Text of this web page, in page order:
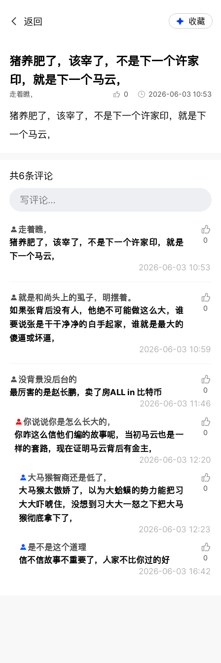
返回 收藏
猪养肥了，该宰了，不是下一个许家
印，就是下一个马云，
走着瞧， 0 2026-06-03 10:53
猪养肥了，该宰了，不是下一个许家印，就是下
一个马云，
共6条评论
走着瞧，
猪养肥了，该宰了，不是下一个许家印，就是
下一个马云，
2026-06-03 10:53
0
就是和尚头上的虱子，明摆着。
如果张背后没有人，他绝不可能做这么大，谁
要说张是干干净净的白手起家，谁就是最大的
傻逼或坏逼，
2026-06-03 10:59
0
没背景没后台的
最厉害的是赵长鹏，卖了房ALL in 比特币
2026-06-03 11:46
0
你说说你是怎么长大的，
你咋这么信他们编的故事呢，当初马云也是一
样的套路，现在证明马云背后有金主，
2026-06-03 12:20
0
大马猴智商还是低了，
大马猴太傲娇了，以为大蛤蟆的势力能把习
大大吓唬住，没想到习大大一怒之下把大马
猴彻底拿下了，
2026-06-03 12:23
0
是不是这个道理
信不信故事不重要了，人家不比你过的好
2026-06-03 16:42
0